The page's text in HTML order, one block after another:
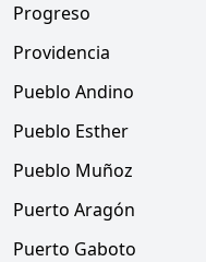
Progreso
Providencia
Pueblo Andino
Pueblo Esther
Pueblo Muñoz
Puerto Aragón
Puerto Gaboto